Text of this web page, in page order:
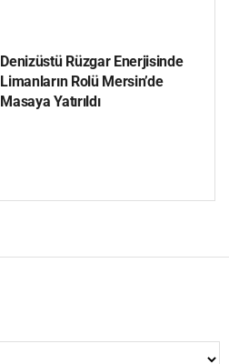
Denizüstü Rüzgar Enerjisinde
Limanların Rolü Mersin’de
Masaya Yatırıldı